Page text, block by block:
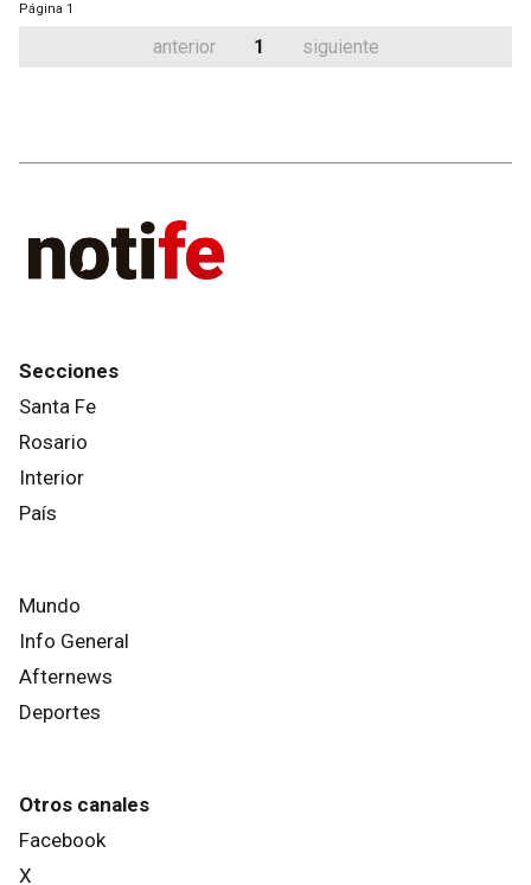
Página 1
anterior 1 siguiente
Secciones
Santa Fe
Rosario
Interior
País
Mundo
Info General
Afternews
Deportes
Otros canales
Facebook
X